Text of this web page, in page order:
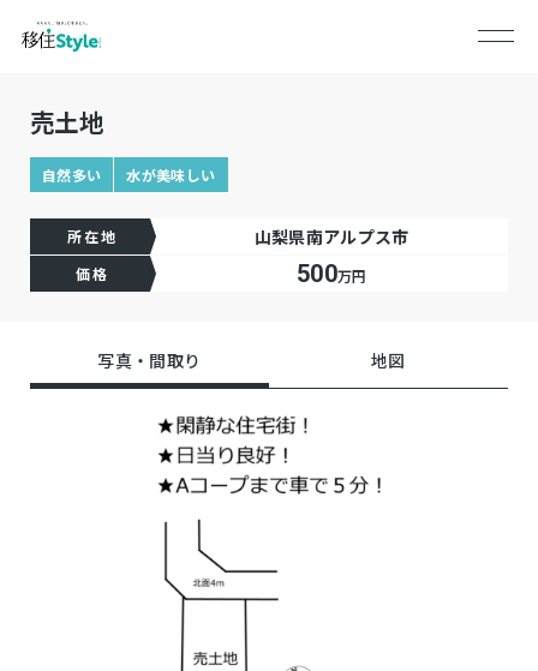
売土地
自然多い 水が美味しい
所在地 山梨県南アルプス市
価格 500万円
写真・間取り 地図